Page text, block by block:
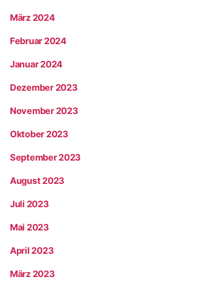
März 2024
Februar 2024
Januar 2024
Dezember 2023
November 2023
Oktober 2023
September 2023
August 2023
Juli 2023
Mai 2023
April 2023
März 2023